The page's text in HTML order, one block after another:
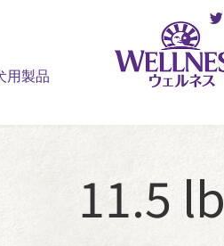
用製品
11.5 lb